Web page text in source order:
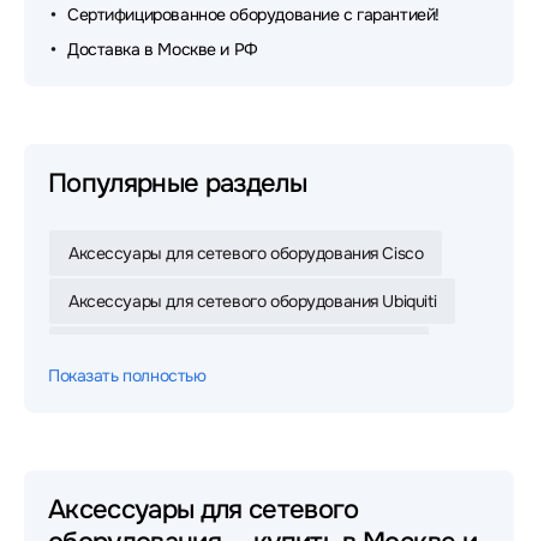
Сертифицированное оборудование с гарантией!
Доставка в Москве и РФ
Популярные разделы
Аксессуары для сетевого оборудования Cisco
Аксессуары для сетевого оборудования Ubiquiti
Показать полностью
Аксессуары для сетевого